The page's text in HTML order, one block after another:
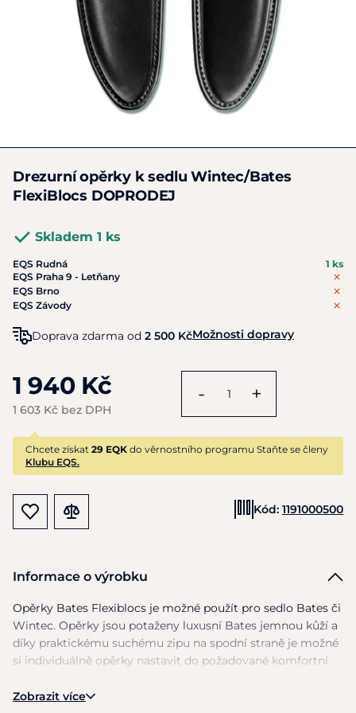
Drezurní opěrky k sedlu Wintec/Bates
FlexiBlocs DOPRODEJ
Skladem 1 ks
EQS Rudná
1 ks
EQS Praha 9 - Letňany
EQS Brno
EQS Závody
Doprava zdarma od 2 500 KčMožnosti dopravy
1 940 Kč
1 603 Kč bez DPH
- +
Chcete získat 29 EQK do věrnostního programu Staňte se členy
Klubu EQS.
Kód: 1191000500
Informace o výrobku
Opěrky Bates Flexiblocs je možné použít pro sedlo Bates či
Wintec. Opěrky jsou potaženy luxusní Bates jemnou kůží a
díky praktickému suchému zipu na spodní straně je možné
si individuálně opěrky nastavit do požadované komfortní
Zobrazit více